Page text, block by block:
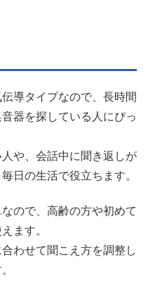
導タイプなので、長時間
器を探している人にぴっ
や、会話中に聞き返しが
日の生活で役立ちます。
ので、高齢の方や初めて
ます。
わせて聞こえ方を調整し